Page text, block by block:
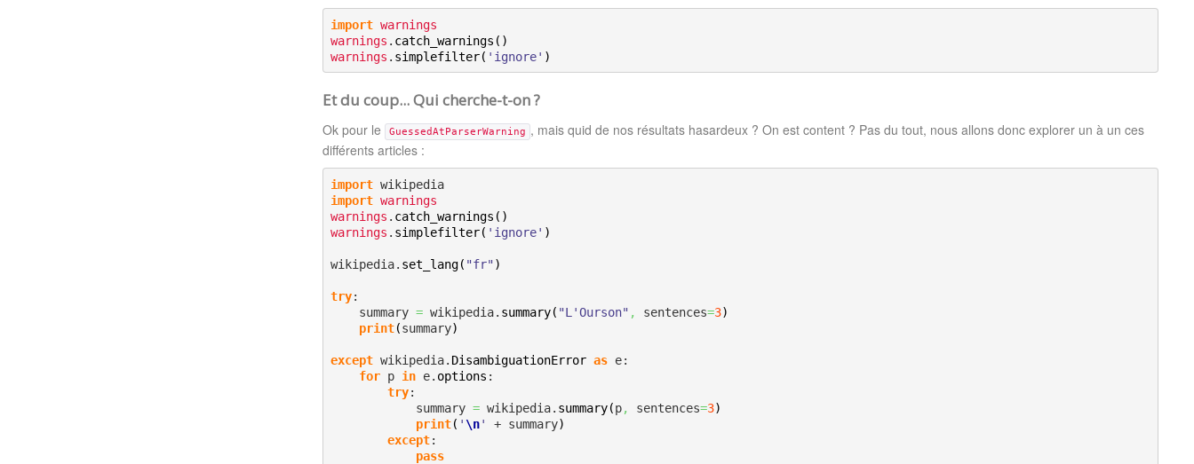
import warnings
warnings . catch_warnings ( )
warnings . simplefilter( 'ignore' )
Et du coup... Qui cherche-t-on ?
Ok pour le GuessedAtParserWarning , mais quid de nos résultats hasardeux ? On est content ? Pas du tout, nous allons donc explorer un à un ces
différents articles :
import
import warnings
warnings . catch_warnings ( )
warnings . simplefilter( 'ignore' )
wikipedia. set_lang( "fr")
try:
    summary
= wikipedia. summary( "L'Ourson" , sentences=3)
print(summary)
except wikipedia. DisambiguationError as e:
for p in e. options :
try:
            summary
= wikipedia. summary(p, sentences=3)
print( ' \n' + summary)
except:
pass